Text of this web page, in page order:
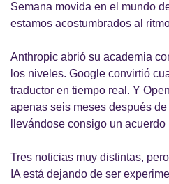
Semana movida en el mundo
estamos acostumbrados al
Anthropic abrió su academia
los niveles. Google convirtió
traductor en tiempo real. Y
apenas seis meses después
llevándose consigo un
Tres noticias muy distintas,
IA está dejando de ser